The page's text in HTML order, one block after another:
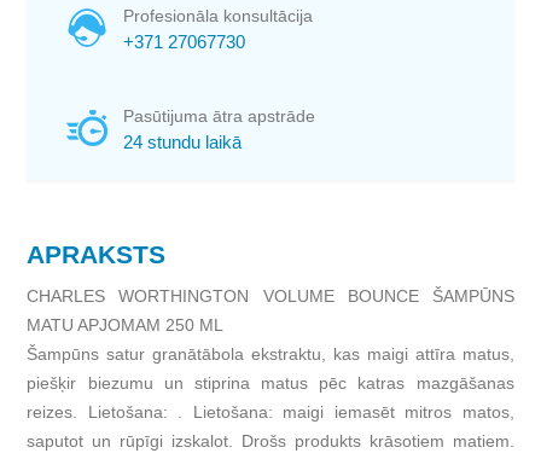
Profesionāla konsultācija
+371 27067730
Pasūtijuma ātra apstrāde
24 stundu laikā
APRAKSTS
CHARLES WORTHINGTON VOLUME BOUNCE ŠAMPŪNS
MATU APJOMAM 250 ML
Šampūns satur granātābola ekstraktu, kas maigi attīra matus,
piešķir biezumu un stiprina matus pēc katras mazgāšanas
reizes. Lietošana: . Lietošana: maigi iemasēt mitros matos,
saputot un rūpīgi izskalot. Drošs produkts krāsotiem matiem.